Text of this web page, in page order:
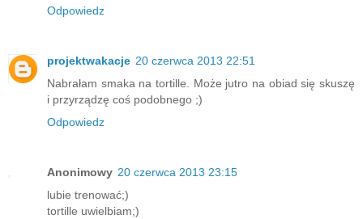
Odpowiedz
projektwakacje 20 czerwca 2013 22:51
Nabrałam smaka na tortille. Może jutro na obiad się skuszę
i przyrządzę coś podobnego ;)
Odpowiedz
Anonimowy 20 czerwca 2013 23:15
lubie trenować;)
tortille uwielbiam;)